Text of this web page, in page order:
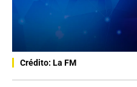
Crédito: La FM